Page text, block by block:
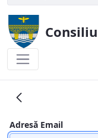
Adresă Email